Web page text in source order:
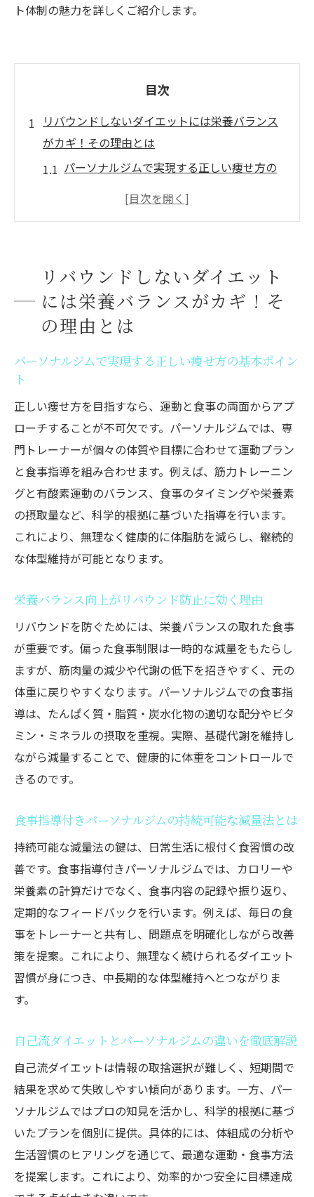
ト体制の魅力を詳しくご紹介します。
目次
リバウンドしないダイエットには栄養バランス
がカギ！その理由とは
パーソナルジムで実現する正しい痩せ方の
減量法とは
自己流ダイエットとパーソナルジムの違い
を徹底解説
継続しやすい食事管理で健康的な体型維持
墨田区で注目される食事指導付きパーソナルジ
ムの特徴
パーソナルジム選びで重視したい食事サポ
ートの質
墨田区で女性に人気のパーソナルジムの食
事指導法
都度払い対応のパーソナルジムで始めやす
さを実感
導の信頼性
オンライン食事サポートが充実した新しい
パーソナルジム
初心者でも安心｜プロの栄養サポートで学べる
正しい食習慣
パーソナルジム初心者が押さえるべき食習
慣の基本
正しい痩せ方を学ぶための食事管理のポイ
ント
初めてのパーソナルジム体験でありがちな
悩みと解決策
パーソナルジムのサポートで習慣化できる
食事改善法
理想ボディを叶える！筋トレと食事管理を組み
合わせた効果的プログラム
食事指導付きパーソナルジムで目指す理想
ボディメイク
実際に効果を感じたパーソナルジムのプロ
グラム事例
筋トレ初心者でも続けやすい食事サポート
の工夫
パーソナルジムで得られる全身の健康的な
リバウンドしないダイエット
には栄養バランスがカギ！そ
の理由とは
パーソナルジムで実現する正しい痩せ方の基本ポイン
ト
正しい痩せ方を目指すなら、運動と食事の両面からアプ
ローチすることが不可欠です。パーソナルジムでは、専
門トレーナーが個々の体質や目標に合わせて運動プラン
と食事指導を組み合わせます。例えば、筋力トレーニン
グと有酸素運動のバランス、食事のタイミングや栄養素
の摂取量など、科学的根拠に基づいた指導を行います。
これにより、無理なく健康的に体脂肪を減らし、継続的
な体型維持が可能となります。
栄養バランス向上がリバウンド防止に効く理由
リバウンドを防ぐためには、栄養バランスの取れた食事
が重要です。偏った食事制限は一時的な減量をもたらし
ますが、筋肉量の減少や代謝の低下を招きやすく、元の
体重に戻りやすくなります。パーソナルジムでの食事指
導は、たんぱく質・脂質・炭水化物の適切な配分やビタ
ミン・ミネラルの摂取を重視。実際、基礎代謝を維持し
ながら減量することで、健康的に体重をコントロールで
きるのです。
食事指導付きパーソナルジムの持続可能な減量法とは
持続可能な減量法の鍵は、日常生活に根付く食習慣の改
善です。食事指導付きパーソナルジムでは、カロリーや
栄養素の計算だけでなく、食事内容の記録や振り返り、
定期的なフィードバックを行います。例えば、毎日の食
事をトレーナーと共有し、問題点を明確化しながら改善
策を提案。これにより、無理なく続けられるダイエット
習慣が身につき、中長期的な体型維持へとつながりま
す。
自己流ダイエットとパーソナルジムの違いを徹底解説
自己流ダイエットは情報の取捨選択が難しく、短期間で
結果を求めて失敗しやすい傾向があります。一方、パー
ソナルジムではプロの知見を活かし、科学的根拠に基づ
いたプランを個別に提供。具体的には、体組成の分析や
生活習慣のヒアリングを通じて、最適な運動・食事方法
を提案します。これにより、効率的かつ安全に目標達成